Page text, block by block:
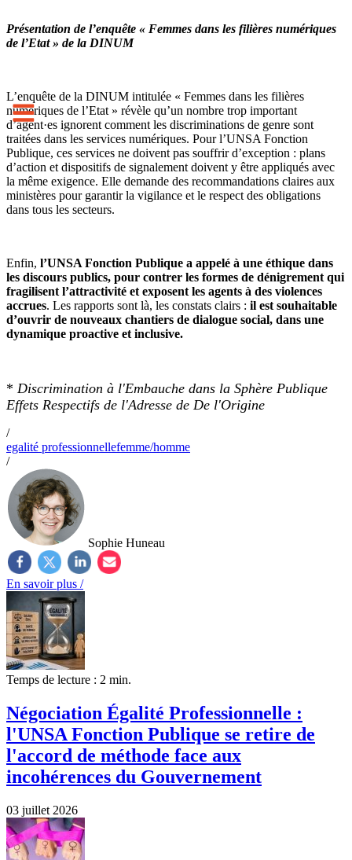
Présentation de l’enquête « Femmes dans les filières numériques
de l’Etat » de la DINUM
L’enquête de la DINUM intitulée « Femmes dans les filières
numériques de l’Etat » révèle qu’un nombre trop important
d’agent·es ignorent comment les discriminations de genre sont
traitées dans les services numériques. Pour l’UNSA Fonction
Publique, ces services ne doivent pas souffrir d’exception : plans
d’action et dispositifs de signalement doivent y être appliqués avec
la même exigence. Elle demande des recommandations claires aux
ministères pour garantir la vigilance et le respect des obligations
dans tous les secteurs.
Enfin, l’UNSA Fonction Publique a appelé à une éthique dans
les discours publics, pour contrer les formes de dénigrement qui
fragilisent l’attractivité et exposent les agents à des violences
accrues. Les rapports sont là, les constats clairs : il est souhaitable
d’ouvrir de nouveaux chantiers de dialogue social, dans une
dynamique proactive et inclusive.
* Discrimination à l'Embauche dans la Sphère Publique
Effets Respectifs de l'Adresse de De l'Origine
/
egalité professionnellefemme/homme
/
Sophie Huneau
En savoir plus /
Temps de lecture : 2 min.
Négociation Égalité Professionnelle :
l'UNSA Fonction Publique se retire de
l'accord de méthode face aux
incohérences du Gouvernement
03 juillet 2026